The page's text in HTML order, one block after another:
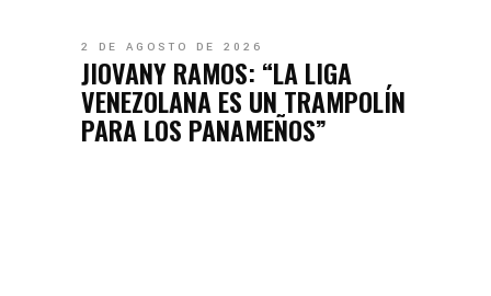
2 DE AGOSTO DE 2026
JIOVANY RAMOS: “LA LIGA
VENEZOLANA ES UN TRAMPOLÍN
PARA LOS PANAMEÑOS”